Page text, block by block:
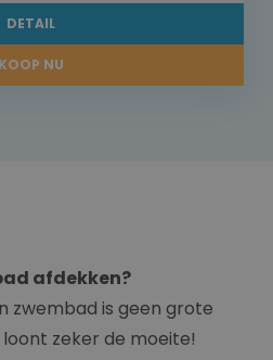
DETAIL
KOOP NU
afdekken?
zwembad is geen grote
zeker de moeite!